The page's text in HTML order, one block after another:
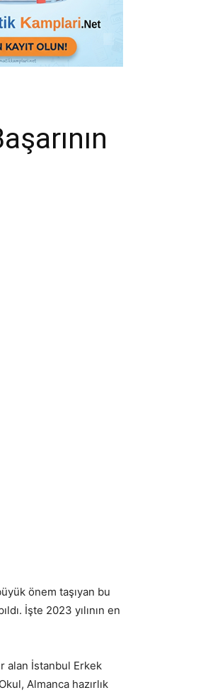
önem taşıyan bu
İşte 2023 yılının en
alan İstanbul Erkek
Almanca hazırlık